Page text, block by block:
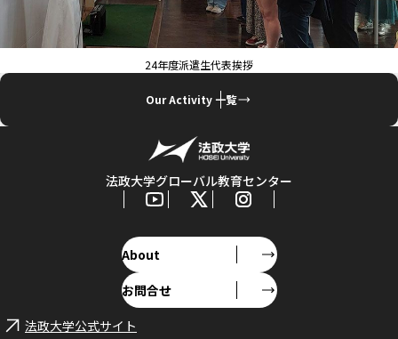
24年度派遣生代表挨拶
Our Activity 一覧
法政大学グローバル教育センター
About
お問合せ
法政大学公式サイト